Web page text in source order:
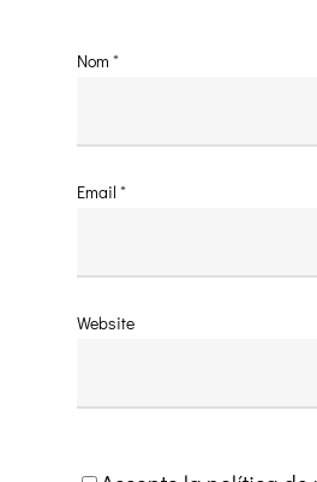
Nom *
Email *
Website